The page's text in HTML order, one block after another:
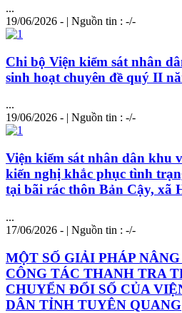
...
19/06/2026 - | Nguồn tin : -/-
Chi bộ Viện kiểm sát nhân
sinh hoạt chuyên đề quý II
...
19/06/2026 - | Nguồn tin : -/-
Viện kiểm sát nhân dân khu
kiến nghị khắc phục tình
tại bãi rác thôn Bản Cậy, xã
...
17/06/2026 - | Nguồn tin : -/-
MỘT SỐ GIẢI PHÁP
CÔNG TÁC THANH TRA
CHUYỂN ĐỔI SỐ CỦA
DÂN TỈNH TUYÊN QUANG